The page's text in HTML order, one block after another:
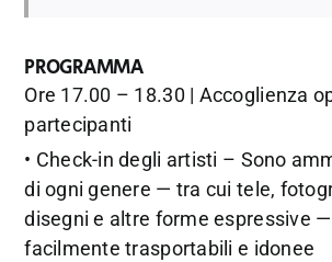
PROGRAMMA
Ore 17.00 – 18.30 | Accoglienza
partecipanti
• Check-in degli artisti – Sono
di ogni genere — tra cui tele,
disegni e altre forme espressive
facilmente trasportabili e idonee